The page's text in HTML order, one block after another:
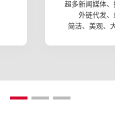
超多新闻媒体
外链代发
简洁、美观、